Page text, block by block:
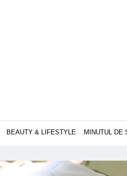
BEAUTY & LIFESTYLE MINUTUL DE